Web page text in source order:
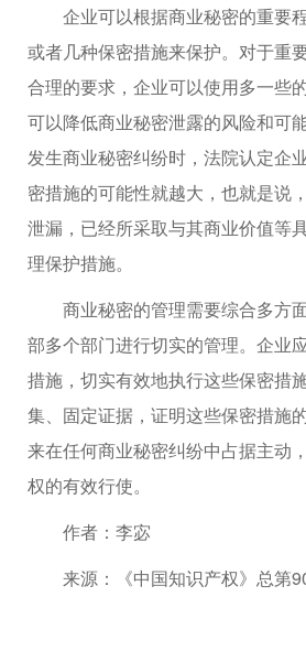
企业可以根据商业秘密的重要
或者几种保密措施来保护。对于重
合理的要求，企业可以使用多一些
可以降低商业秘密泄露的风险和可
发生商业秘密纠纷时，法院认定企
密措施的可能性就越大，也就是说
泄漏，已经所采取与其商业价值等
理保护措施。
商业秘密的管理需要综合多方
部多个部门进行切实的管理。企业
措施，切实有效地执行这些保密措
集、固定证据，证明这些保密措施
来在任何商业秘密纠纷中占据主动
权的有效行使。
作者：李宓
来源：《中国知识产权》总第